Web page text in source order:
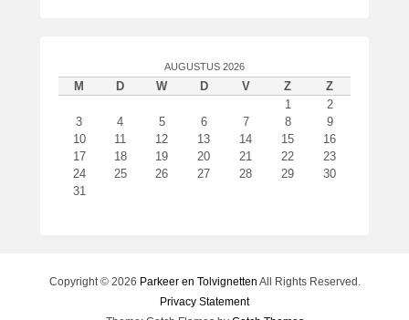
AUGUSTUS 2026
M D W D V Z
Z
1
2
3
4 5 6 7 8
9
10
11 12 13 14 15
16
17
18 19 20 21 22
23
24
25 26 27 28 29
30
31
Copyright © 2026 Parkeer en Tolvignetten All Rights Reserved.
Privacy Statement